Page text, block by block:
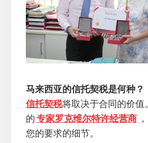
马来西亚的信托契税是何种？
信托契税将取决于合同的价值
的 专家罗克维尔特许经营商
您的要求的细节。